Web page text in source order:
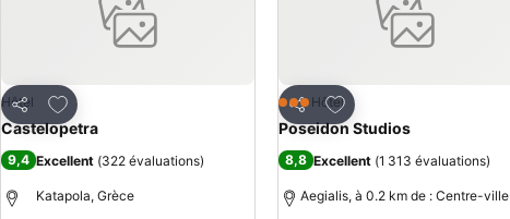
Partager
Ajouter à mes favoris
Hôtel
Castelopetra
9,4 Excellent (322 évaluations)
Katapola, Grèce
Partager
Ajouter à mes favoris
3 ÉtoilesHôtel
Poseidon Studios
8,8 Excellent (1 313 évaluations)
Aegialis, à 0.2 km de : Centre-ville